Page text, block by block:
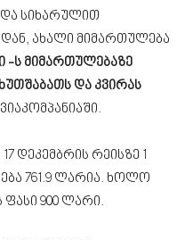
სიხარულით
ახალი მიმართულება
-ს მიმართულებაზე
და კვირას
დეკემბრის რეისზე 1
761.9 ლარია. ხოლო
ფასი 900 ლარი.